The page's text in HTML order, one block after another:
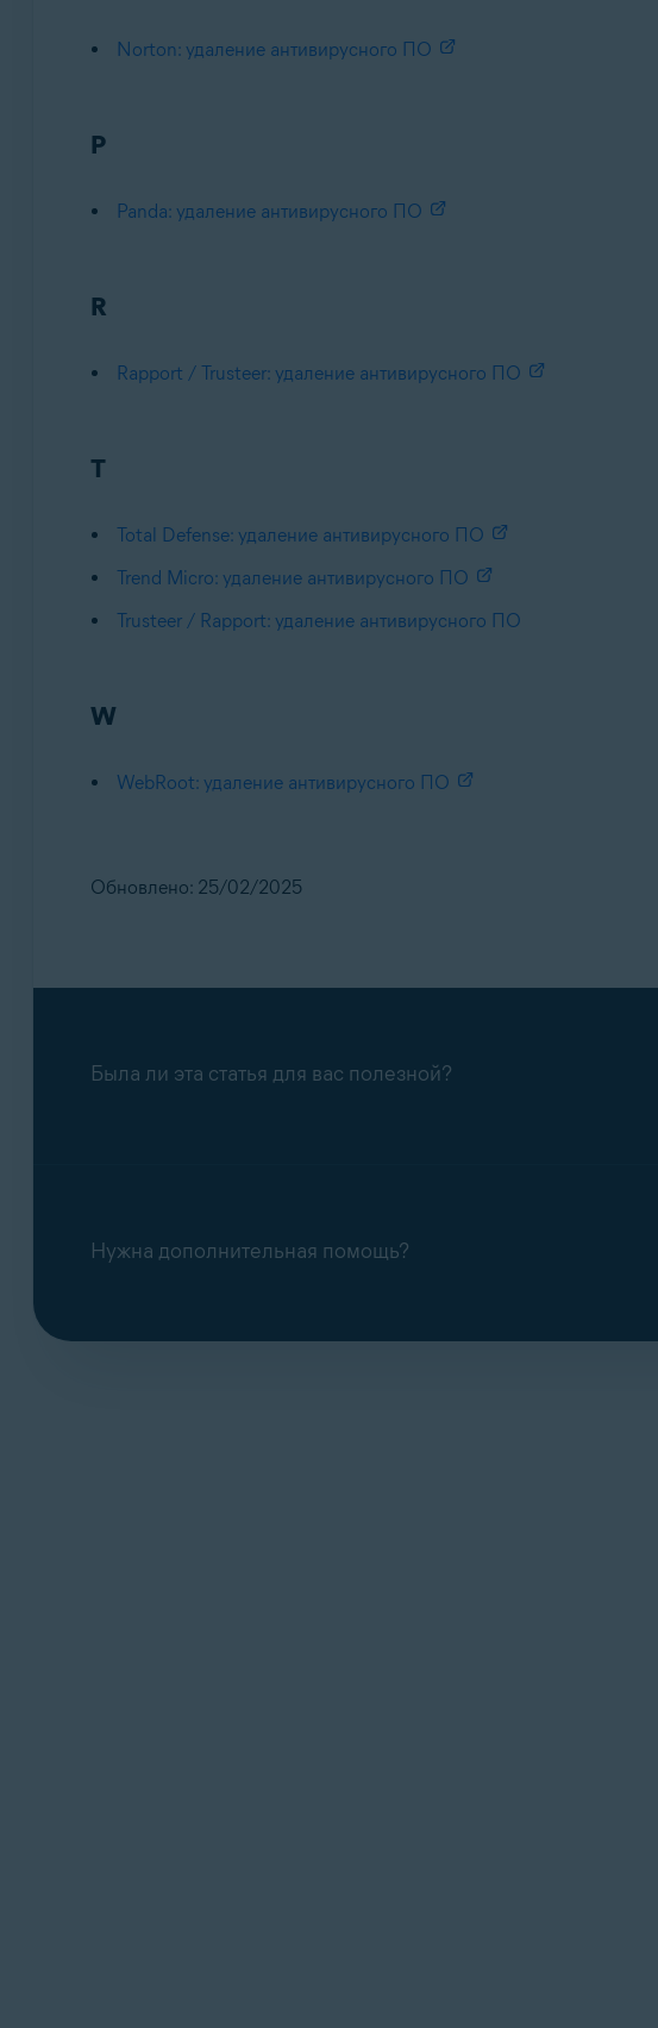
Norton: удаление антивирусного ПО
P
Panda: удаление антивирусного ПО
R
Rapport / Trusteer: удаление антивирусного ПО
T
Total Defense: удаление антивирусного ПО
Trend Micro: удаление антивирусного ПО
Trusteer / Rapport: удаление антивирусного ПО
W
WebRoot: удаление антивирусного ПО
Обновлено: 25/02/2025
Была ли эта статья для вас полезной?
Нужна дополнительная помощь?